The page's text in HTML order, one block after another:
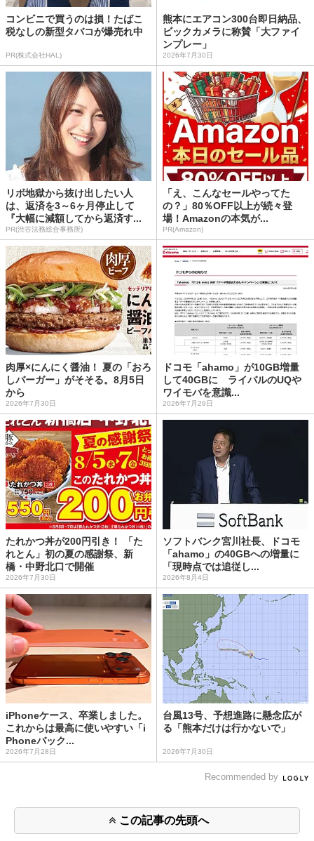
コンビニで買うのは損！たばこ
税なしの新型タバコが爆売れ中
PR(株式会社HAL)
熊本にエアコン300台即日納品、
ビックカメラに称賛「大ファイ
ンプレー」
2026年7月30日
リボ地獄から抜け出したい人
は、返済を3～6ヶ月停止して
『大幅に減額してから返済す...
PR(渋谷法務総合事務所)
「え、こんなセールやってた
の？」80％OFF以上が続々登
場！Amazonの本気が...
PR(Amazon)
肉厚×にんにく醤油！ 夏の「おろ
しバーガー」がそそる。8月5日
から
2026年7月30日
ドコモ「ahamo」が10GB増量
して40GBに ライバルのUQや
ワイモバを意識...
2026年7月29日
たれかつ丼が200円引き！ 「た
れとん」初の夏の感謝祭、新
橋・中野北口で開催
2026年7月30日
ソフトバンク宮川社長、ドコモ
「ahamo」の40GBへの増量に
「現時点では追従し...
2026年8月4日
iPhoneケース、卒業しました。
これからは最高に使いやすい「i
Phoneバック...
2026年7月28日
台風13号、予想進路に懸念広が
る「熊本だけは行かないで」
2026年7月30日
Recommended by
この記事の先頭へ